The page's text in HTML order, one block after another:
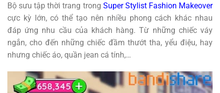
Bộ sưu tập thời trang trong Super Stylist Fashion Makeover
cực kỳ lớn, có thể tạo nên nhiều phong cách khác nhau
đáp ứng nhu cầu của khách hàng. Từ những chiếc váy
ngắn, cho đến những chiếc đầm thướt tha, yểu điệu, hay
nhưng chiếc áo, quần jean cá tính,…